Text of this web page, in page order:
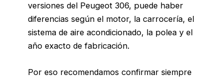
versiones del Peugeot 306, puede haber
diferencias según el motor, la carrocería, el
sistema de aire acondicionado, la polea y el
año exacto de fabricación.
Por eso recomendamos confirmar siempre